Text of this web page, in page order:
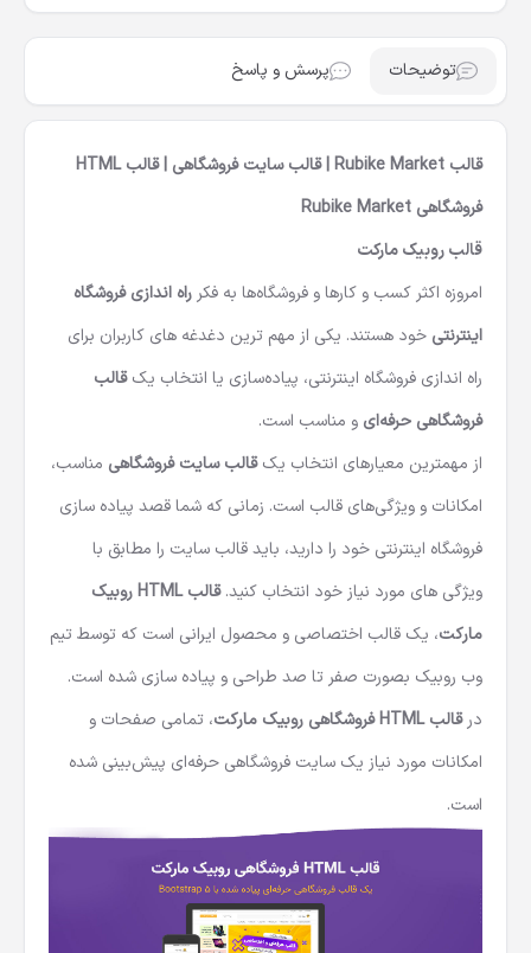
توضیحات پرسش و پاسخ
فروشگاهی Rubike Market
قالب روبیک مارکت
امروزه اکثر کسب و کارها و فروشگاه‌ها به فکر راه اندازی فروشگاه
اینترنتی خود هستند. یکی از مهم ترین دغدغه های کاربران برای
راه اندازی فروشگاه اینترنتی، پیاده‌سازی یا انتخاب یکقالب
فروشگاهی حرفه‌ای و مناسب است.
از مهمترین معیارهای انتخاب یکقالب سایت فروشگاهی مناسب،
امکانات و ویژگی‌های قالب است. زمانی که شما قصد پیاده سازی
فروشگاه اینترنتی خود را دارید، باید قالب سایت را مطابق با
ویژگی های مورد نیاز خود انتخاب کنید.قالب HTML
روبیک
مارکت، یک قالب اختصاصی و محصول ایرانی است که توسط تیم
وب روبیک بصورت صفر تا صد طراحی و پیاده سازی شده است.
درقالب HTML فروشگاهی روبیک مارکت، تمامی صفحات و
امکانات مورد نیاز یک سایت فروشگاهی حرفه‌ای پیش‌بینی شده
است.